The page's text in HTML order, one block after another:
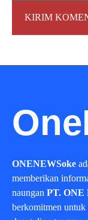
ONENEWSoke
memberikan
naungan PT.
berkomitmen untuk